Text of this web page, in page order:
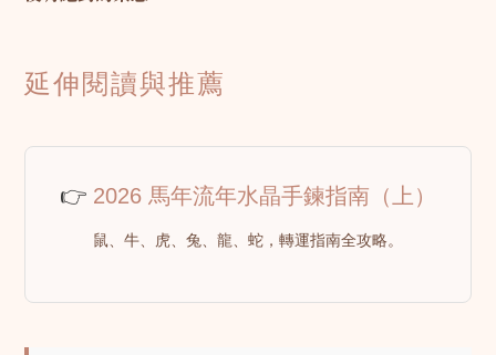
延伸閱讀與推薦
👉 2026 馬年流年水晶手鍊指南（上）
鼠、牛、虎、兔、龍、蛇，轉運指南全攻略。